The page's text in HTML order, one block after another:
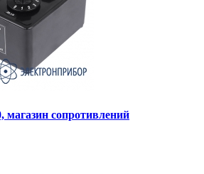
сопротивлений